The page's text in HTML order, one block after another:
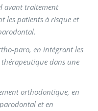
avant traitement
les patients à risque et
paro, en intégrantles
dans une
orthodontique, en
et en